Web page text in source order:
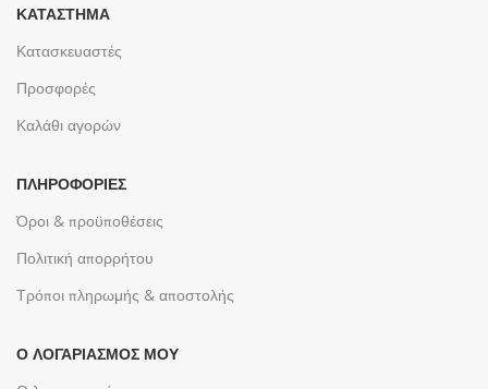
ΚΑΤΆΣΤΗΜΑ
Κατασκευαστές
Προσφορές
Καλάθι αγορών
ΠΛΗΡΟΦΟΡΊΕΣ
Όροι & προϋποθέσεις
Πολιτική απορρήτου
Τρόποι πληρωμής & αποστολής
Ο ΛΟΓΑΡΙΑΣΜΌΣ ΜΟΥ